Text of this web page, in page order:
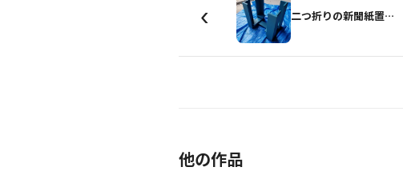
‹ 二つ折りの新聞紙置き場
他の作品